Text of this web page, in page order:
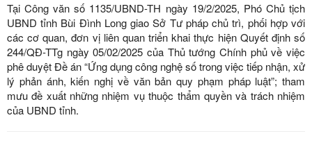
Tại Công văn số 1135/UBND-TH ngày 19/2/2025, Phó Chủ tịch
UBND tỉnh Bùi Đình Long giao Sở Tư pháp chủ trì, phối hợp với
các cơ quan, đơn vị liên quan triển khai thực hiện Quyết định số
244/QĐ-TTg ngày 05/02/2025 của Thủ tướng Chính phủ về việc
phê duyệt Đề án “Ứng dụng công nghệ số trong việc tiếp nhận, xử
lý phản ánh, kiến nghị về văn bản quy phạm pháp luật”; tham
mưu đề xuất những nhiệm vụ thuộc thẩm quyền và trách nhiệm
của UBND tỉnh.